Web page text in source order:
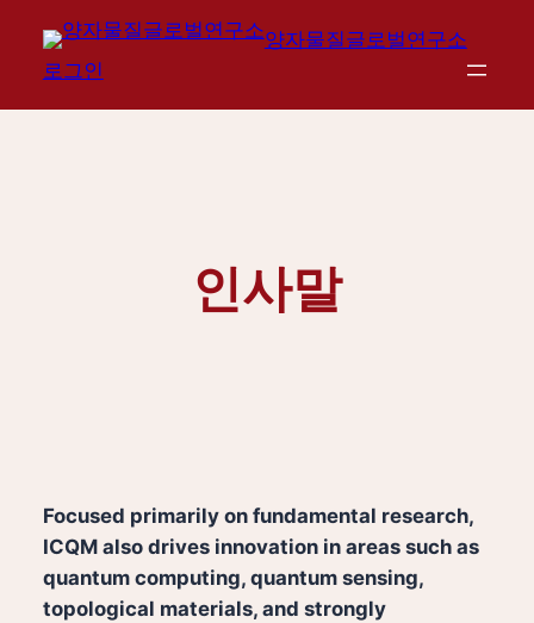
로
양자물질글로벌연구소
로그인
인사말
Focused primarily on fundamental research,
ICQM also drives innovation in areas such as
quantum computing, quantum sensing,
topological materials, and strongly